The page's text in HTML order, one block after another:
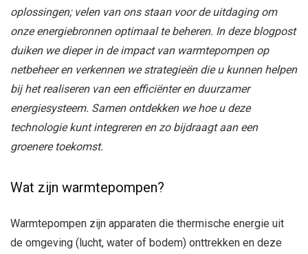
oplossingen; velen van ons staan voor de uitdaging om
onze energiebronnen optimaal te beheren. In deze blogpost
duiken we dieper in de impact van warmtepompen op
netbeheer en verkennen we strategieën die u kunnen helpen
bij het realiseren van een efficiënter en duurzamer
energiesysteem. Samen ontdekken we hoe u deze
technologie kunt integreren en zo bijdraagt aan een
groenere toekomst.
Wat zijn warmtepompen?
Warmtepompen zijn apparaten die thermische energie uit
de omgeving (lucht, water of bodem) onttrekken en deze